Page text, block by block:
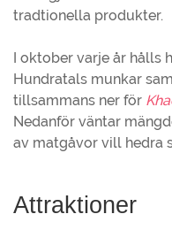
tradtionella produkter.
I oktober varje år hålls
Hundratals munkar
tillsammans ner för
Nedanför väntar
av matgåvor vill hedra
Attraktioner